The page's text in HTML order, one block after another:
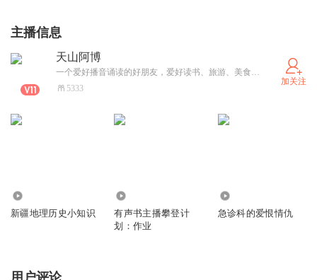
主播信息
天山阿博
一个爱好播音诵读的好朋友，爱好读书、旅游、美食、音乐、影视、体育。喜欢生活，生活才会喜欢你。明心见性，上善若水。
5333
加关注
新疆地理历史小知识
有声书主播攀登计
划：作业
急诊科的爱恨情仇
用户评论